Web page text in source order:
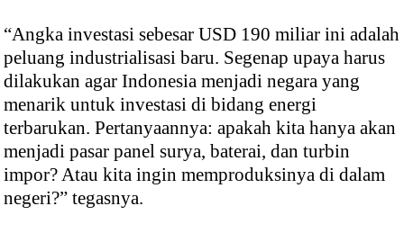
“Angka investasi sebesar USD 190 miliar ini adalah
peluang industrialisasi baru. Segenap upaya harus
dilakukan agar Indonesia menjadi negara yang
menarik untuk investasi di bidang energi
terbarukan. Pertanyaannya: apakah kita hanya akan
menjadi pasar panel surya, baterai, dan turbin
impor? Atau kita ingin memproduksinya di dalam
negeri?” tegasnya.